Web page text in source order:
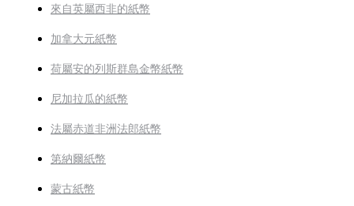
來自英屬西非的紙幣
加拿大元紙幣
荷屬安的列斯群島金幣紙幣
尼加拉瓜的紙幣
法屬赤道非洲法郎紙幣
第納爾紙幣
蒙古紙幣